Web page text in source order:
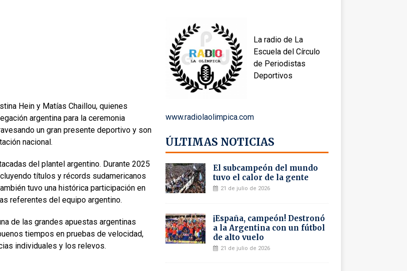
Hein y Matías Chaillou, quienes
argentina para la ceremonia
un gran presente deportivo y son
nacional.
del plantel argentino. Durante 2025
títulos y récords sudamericanos
tuvo una histórica participación en
referentes del equipo argentino.
de las grandes apuestas argentinas
tiempos en pruebas de velocidad,
individuales y los relevos.
La radio de La
Escuela del Círculo
de Periodistas
Deportivos
www.radiolaolimpica.com
ÚLTIMAS NOTICIAS
El subcampeón del mundo
tuvo el calor de la gente
21 de julio de 2026
¡España, campeón! Destronó
a la Argentina con un fútbol
de alto vuelo
21 de julio de 2026